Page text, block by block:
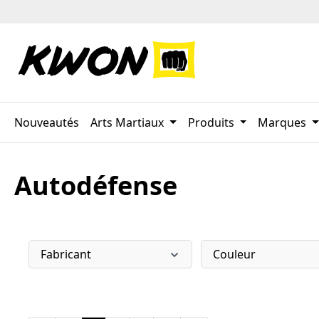
Nouveautés Arts Martiaux Produits Marques
Autodéfense
Fabricant Couleur